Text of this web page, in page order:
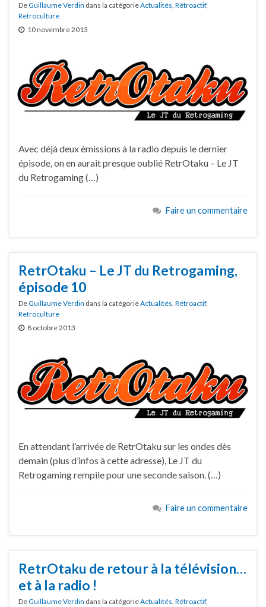
DeGuillaume Verdin dans la catégorieActualités, Rétroactif,
Retroculture
10 novembre 2013
Avec déjà deux émissions à la radio depuis le dernier
épisode, on en aurait presque oublié RetrOtaku – Le JT
du Retrogaming (…)
Faire un commentaire
RetrOtaku – Le JT du Retrogaming,
épisode 10
DeGuillaume Verdin dans la catégorieActualités, Rétroactif,
Retroculture
8 octobre 2013
En attendant l’arrivée de RetrOtaku sur les ondes dès
demain (plus d’infos à cette adresse), Le JT du
Retrogaming rempile pour une seconde saison. (…)
Faire un commentaire
RetrOtaku de retour à la télévision…
et à la radio !
DeGuillaume Verdin dans la catégorieActualités, Rétroactif,